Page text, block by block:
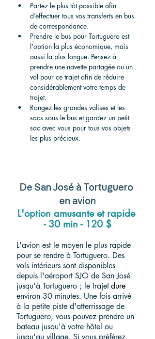
Partez le plus tôt possible afin
d’effectuer tous vos transferts en bus
de correspondance.
Prendre le bus pour Tortuguero est
l'option la plus économique, mais
aussi la plus longue. Pensez à
prendre une navette partagée ou un
vol pour ce trajet afin de réduire
considérablement votre temps de
trajet.
Rangez les grandes valises et les
sacs sous le bus et gardez un petit
sac avec vous pour tous vos objets
les plus précieux.
De San José à Tortuguero
en avion
L'option amusante et rapide
- 30 min - 120 $
L'avion est le moyen le plus rapide
pour se rendre à Tortuguero. Des
vols intérieurs sont disponibles
depuis l'aéroport SJO de San José
jusqu'à Tortuguero ; le trajetdure
environ 30 minutes. Une fois arrivé
à la petite piste d'atterrissage de
Tortuguero, vous pouvez prendre un
bateau jusqu'à votre hôtel ou